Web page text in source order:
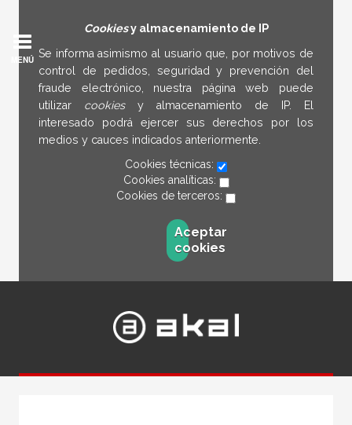
Cookiesy almacenamiento de IP
Se informa asimismo al usuario que, por motivos de
control de pedidos, seguridad y prevención del
fraude electrónico, nuestra página web puede
utilizar cookies y almacenamiento de IP. El
interesado podrá ejercer sus derechos por los
medios y cauces indicados anteriormente.
Cookies técnicas:
Cookies analíticas:
Cookies de terceros:
Aceptar
cookies
MENÚ